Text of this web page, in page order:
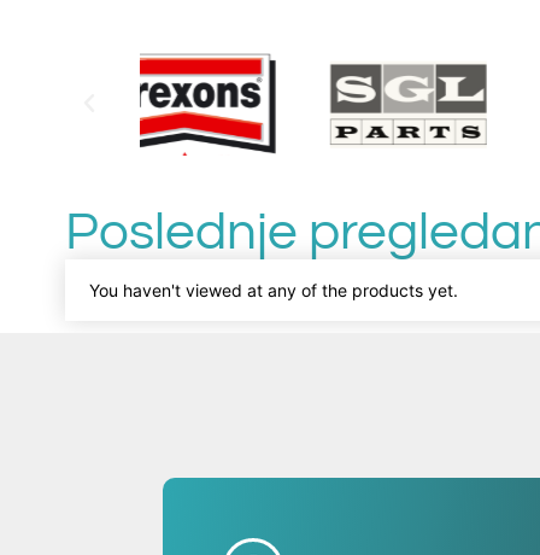
Poslednje
You haven't viewed at any of the products yet.